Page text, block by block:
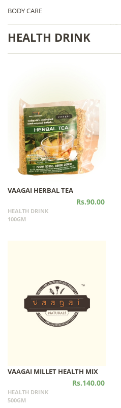
BODY CARE
HEALTH DRINK
VAAGAI HERBAL TEA
Rs.90.00
HEALTH DRINK
100GM
VAAGAI MILLET HEALTH MIX
Rs.140.00
HEALTH DRINK
500GM